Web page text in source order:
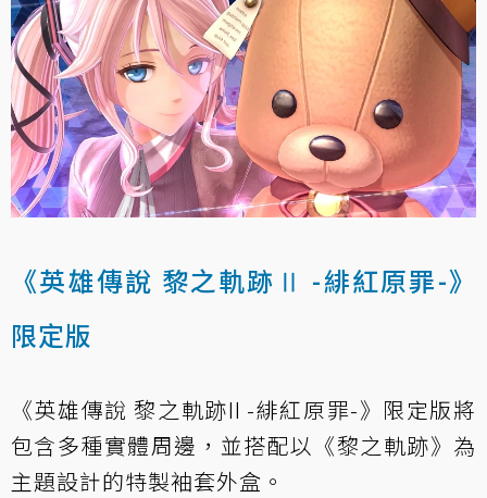
《英雄傳說 黎之軌跡Ⅱ -緋紅原罪-》
限定版
《英雄傳說 黎之軌跡II -緋紅原罪-》限定版將
包含多種實體周邊，並搭配以《黎之軌跡》為
主題設計的特製袖套外盒。